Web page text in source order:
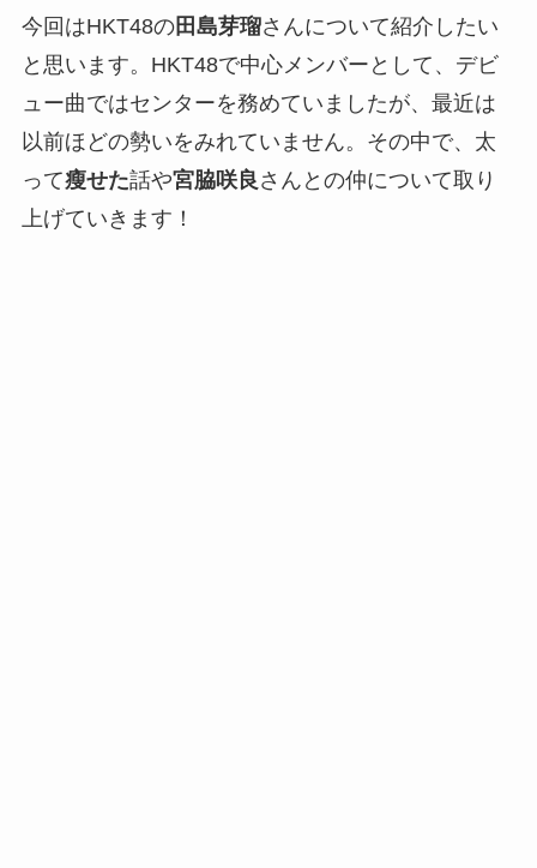
今回はHKT48の田島芽瑠さんについて紹介したい
と思います。HKT48で中心メンバーとして、デビ
ュー曲ではセンターを務めていましたが、最近は
以前ほどの勢いをみれていません。その中で、太
って瘦せた話や宮脇咲良 さんとの仲について取り
上げていきます！